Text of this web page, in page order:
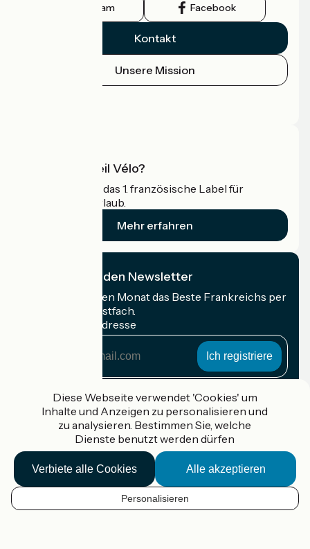
DE
Instagram Facebook
Kontakt
Unsere Mission
Was ist Accueil Vélo?
Accueil Vélo ist das 1. französische Label für
Radfahrer im Urlaub.
Mehr erfahren
Ich abonniere den Newsletter
Erhalten Sie jeden Monat das Beste Frankreichs per
Rad in Ihrem Postfach.
Meine E-Mail-Adresse
Adresse
Gefördert im Rahmen von Destination France
Accueil Vélo Pro
Kontakt
Rechtliche Informationen
Diese Webseite verwendet 'Cookies' um
Inhalte und Anzeigen zu personalisieren und
zu analysieren. Bestimmen Sie, welche
Dienste benutzt werden dürfen
Alle akzeptieren
Verbiete alle Cookies
Personalisieren